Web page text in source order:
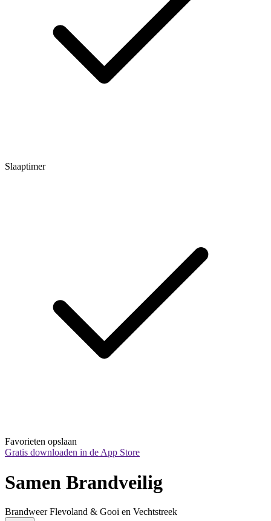
Slaaptimer
Favorieten opslaan
Gratis downloaden in de App Store
Samen Brandveilig
Brandweer Flevoland & Gooi en Vechtstreek